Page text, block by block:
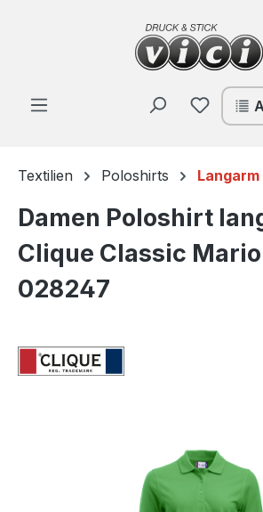
Zum Hauptinhalt springen
Du
Textilien Poloshirts Langarm
Damen Poloshirt
Clique Classic
028247
Bildergalerie überspringen